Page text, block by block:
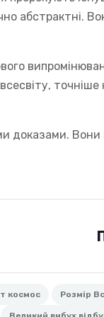
абстрактні.
доказами.
космос Розмір